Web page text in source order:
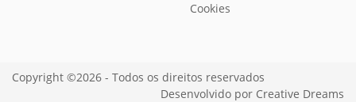
Cookies
Copyright ©2026 - Todos os direitos reservados
Desenvolvido por Creative Dreams